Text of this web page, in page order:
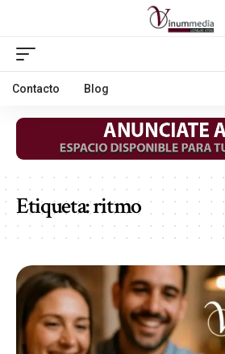
Contacto Blog
Etiqueta:ritmo